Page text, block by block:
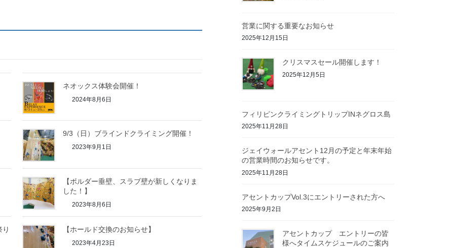
ネオックス体験会開催！
2024年8月6日
9/3（日）ブラインドクライミング開催！
2023年9月1日
【ボルダー垂壁、スラブ壁が新しくなりま
した！】
2023年8月6日
り
【ホールド交換のお知らせ】
2023年4月23日
営業に関する重要なお知らせ
2025年12月15日
クリスマスセール開催します！
2025年12月5日
フィリピンクライミングトリップINネグロス島
2025年11月28日
ジェイウォールアセント12月の予定と年末年始
の営業時間のお知らせです。
2025年11月28日
アセントカップVol.3にエントリーされた方へ
2025年9月2日
アセントカップ エントリーの皆
様へタイムスケジュールのご案内